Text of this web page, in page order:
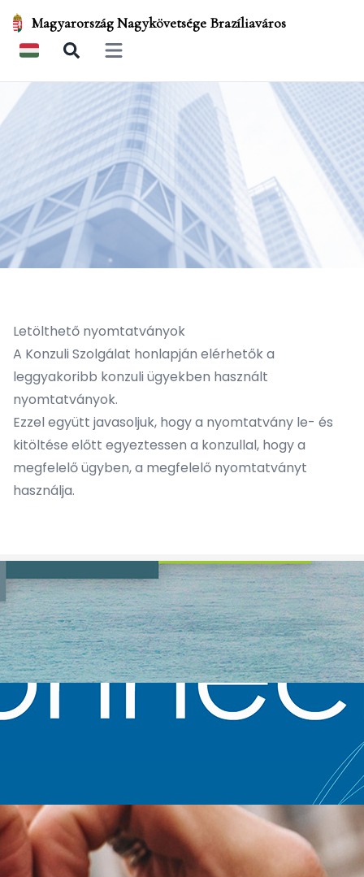
Magyarország Nagykövetsége Brazíliaváros
Open main menu
Letölthető nyomtatványok
A Konzuli Szolgálat honlapján elérhetők a
leggyakoribb konzuli ügyekben használt
nyomtatványok.
Ezzel együtt javasoljuk, hogy a nyomtatvány le- és
kitöltése előtt egyeztessen a konzullal, hogy a
megfelelő ügyben, a megfelelő nyomtatványt
használja.